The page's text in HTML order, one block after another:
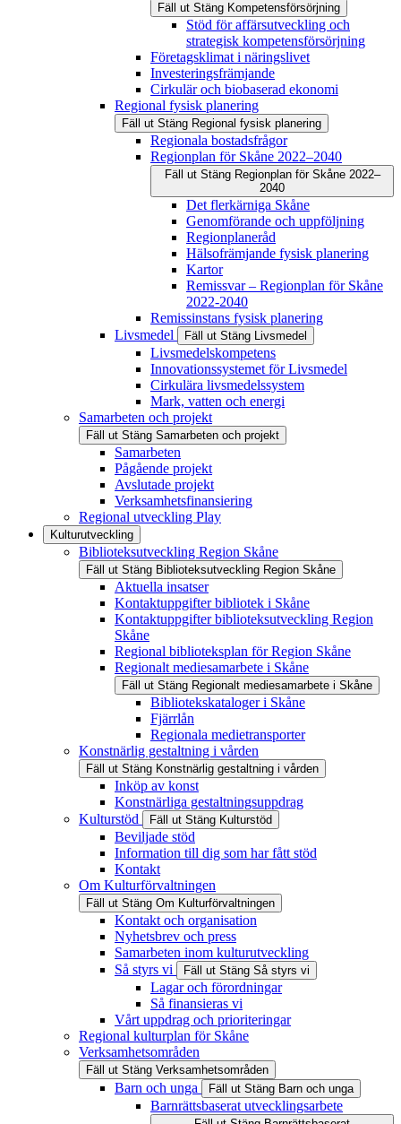
Fäll ut Stäng Kompetensförsörjning
Stöd för affärsutveckling och
strategisk kompetensförsörjning
Företagsklimat i näringslivet
Investeringsfrämjande
Cirkulär och biobaserad ekonomi
Regional fysisk planering
Fäll ut Stäng Regional fysisk planering
Regionala bostadsfrågor
Regionplan för Skåne 2022–2040
Fäll ut Stäng Regionplan för Skåne 2022–
2040
Det flerkärniga Skåne
Genomförande och uppföljning
Regionplaneråd
Hälsofrämjande fysisk planering
Kartor
Remissvar – Regionplan för Skåne
2022-2040
Remissinstans fysisk planering
Livsmedel
Fäll ut Stäng Livsmedel
Livsmedelskompetens
Innovationssystemet för Livsmedel
Cirkulära livsmedelssystem
Mark, vatten och energi
Samarbeten och projekt
Fäll ut Stäng Samarbeten och projekt
Samarbeten
Pågående projekt
Avslutade projekt
Verksamhetsfinansiering
Regional utveckling Play
Kulturutveckling
Biblioteksutveckling Region Skåne
Fäll ut Stäng Biblioteksutveckling Region Skåne
Aktuella insatser
Kontaktuppgifter bibliotek i Skåne
Kontaktuppgifter biblioteksutveckling Region
Skåne
Regional biblioteksplan för Region Skåne
Regionalt mediesamarbete i Skåne
Fäll ut Stäng Regionalt mediesamarbete i Skåne
Bibliotekskataloger i Skåne
Fjärrlån
Regionala medietransporter
Konstnärlig gestaltning i vården
Fäll ut Stäng Konstnärlig gestaltning i vården
Inköp av konst
Konstnärliga gestaltningsuppdrag
Kulturstöd
Fäll ut Stäng Kulturstöd
Beviljade stöd
Information till dig som har fått stöd
Kontakt
Om Kulturförvaltningen
Fäll ut Stäng Om Kulturförvaltningen
Kontakt och organisation
Nyhetsbrev och press
Samarbeten inom kulturutveckling
Så styrs vi
Fäll ut Stäng Så styrs vi
Lagar och förordningar
Så finansieras vi
Vårt uppdrag och prioriteringar
Regional kulturplan för Skåne
Verksamhetsområden
Fäll ut Stäng Verksamhetsområden
Barn och unga Fäll ut Stäng Barn och unga
Barnrättsbaserat utvecklingsarbete